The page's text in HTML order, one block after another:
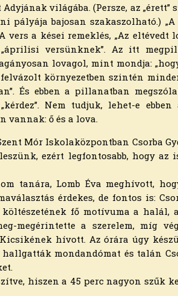
világába. (Persze, az
pályája bajosan szakaszolható.)
a kései remeklés, „Az eltévedt
versünknek”. Az itt
lovagol, mint mondja:
környezetben szintén
És ebben a pillanatban
Nem tudjuk, lehet-e
vannak: ő és a lova.
Mór Iskolaközpontban Csorba
ezért legfontosabb, hogy az
tanára, Lomb Éva meghívott,
érdekes, de fontos is:
fő motívuma a halál,
megérintette a szerelem, míg
hívott. Az órára úgy
mondandómat és talán
hiszen a 45 perc nagyon szűk